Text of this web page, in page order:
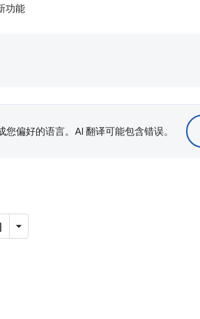
功能
偏好的语言。AI 翻译可能包含错误。